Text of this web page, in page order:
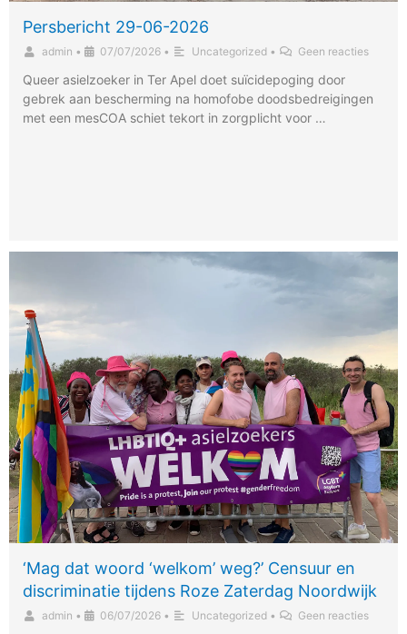
Persbericht 29-06-2026
admin • 07/07/2026 • Uncategorized • Geen reacties
Queer asielzoeker in Ter Apel doet suïcidepoging door
gebrek aan bescherming na homofobe doodsbedreigingen
met een mesCOA schiet tekort in zorgplicht voor …
‘Mag dat woord ‘welkom’ weg?’ Censuur en
discriminatie tijdens Roze Zaterdag Noordwijk
admin • 06/07/2026 • Uncategorized • Geen reacties